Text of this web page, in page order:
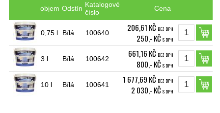
objem Odstín Katalogové
číslo
Cena
0,75 l Bílá 100640 206,61 KČ BEZ DPH
250,- KČ S DPH
3 l Bílá 100642 661,16 KČ BEZ DPH
800,- KČ S DPH
10 l Bílá 100641 1 677,69 KČ BEZ DPH
2 030,- KČ S DPH